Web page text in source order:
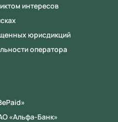
интересов
юрисдикций
оператора
«Альфа-Банк»